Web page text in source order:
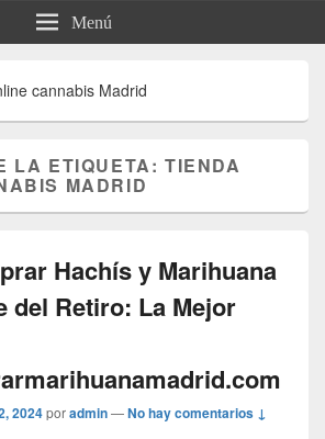
Menú
cannabis Madrid
LA ETIQUETA:TIENDA
MADRID
Hachís y Marihuana
del Retiro: La Mejor
2024poradmin—No hay comentarios ↓